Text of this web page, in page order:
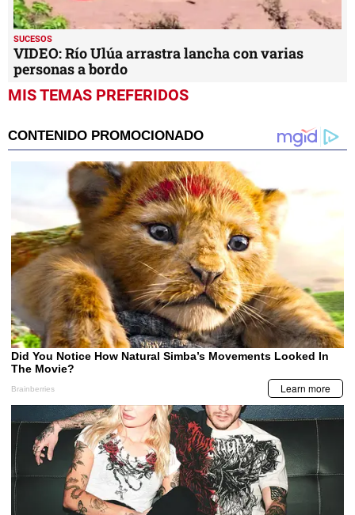
SUCESOS
VIDEO: Río Ulúa arrastra lancha con varias
personas a bordo
MIS TEMAS PREFERIDOS